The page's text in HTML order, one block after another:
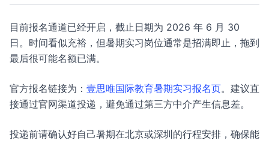
目前报名通道已经开启，截止日期为 2026 年 6 月 30
日。时间看似充裕，但暑期实习岗位通常是招满即止，拖到
最后很可能名额已满。
官方报名链接为： 壹思唯国际教育暑期实习报名页。建议直
接通过官网渠道投递，避免通过第三方中介产生信息差。
投递前请确认好自己暑期在北京或深圳的行程安排，确保能